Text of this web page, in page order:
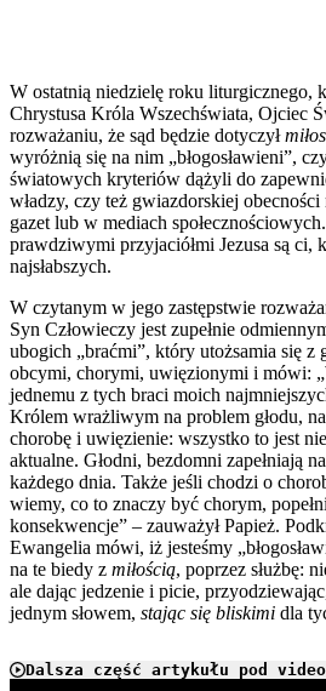
W ostatnią niedzielę roku liturgicznego,
Chrystusa Króla Wszechświata, Ojciec
rozważaniu, że sąd będzie dotyczył
wyróżnią się na nim „błogosławieni”,
światowych kryteriów dążyli do
władzy, czy też gwiazdorskiej
gazet lub w mediach
prawdziwymi przyjaciółmi Jezusa są ci,
najsłabszych.
W czytanym w jego zastępstwie
Syn Człowieczy jest zupełnie
ubogich „braćmi”, który utożsamia się z
obcymi, chorymi, uwięzionymi i mówi:
jednemu z tych braci moich
Królem wrażliwym na problem głodu,
chorobę i uwięzienie: wszystko to jest
aktualne. Głodni, bezdomni zapełniają
każdego dnia. Także jeśli chodzi o
wiemy, co to znaczy być chorym,
konsekwencje” – zauważył Papież.
Ewangelia mówi, iż jesteśmy
na te biedy z miłością, poprzez służbę:
ale dając jedzenie i picie,
jednym słowem, stając się bliskimi dla
Dalsza część artykułu pod video